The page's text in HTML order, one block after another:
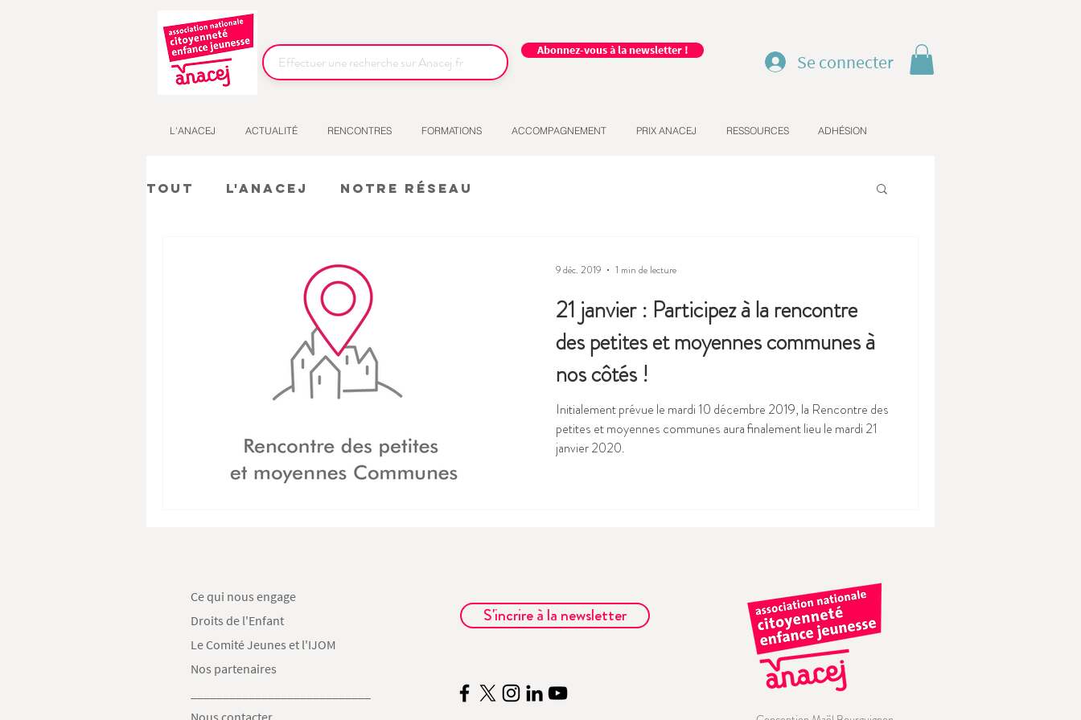
Abonnez-vous à la newsletter !
Se connecter
L'ANACEJ ACTUALITÉ RENCONTRES FORMATIONS ACCOMPAGNEMENT PRIX ANACEJ RESSOURCES ADHÉSION
Tout L'Anacej Notre réseau
21 janvier : Participez à la rencontre
des petites et moyennes communes à
nos côtés !
Initialement prévue le mardi 10 décembre 2019, la Rencontre des
petites et moyennes communes aura finalement lieu le mardi 21
janvier 2020.
9 déc. 2019 1 min de lecture
Ce qui nous engage
Droits de l'Enfant
Le Comité Jeunes et l'IJOM
Nos partenaires
Nous contacter
S'incrire à la newsletter